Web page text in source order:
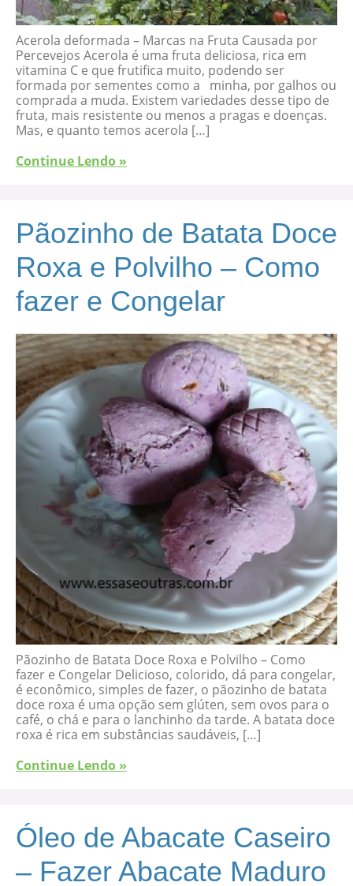
Acerola deformada – Marcas na Fruta Causada por
Percevejos Acerola é uma fruta deliciosa, rica em
vitamina C e que frutifica muito, podendo ser
formada por sementes como a minha, por galhos ou
comprada a muda. Existem variedades desse tipo de
fruta, mais resistente ou menos a pragas e doenças.
Mas, e quanto temos acerola […]
Continue Lendo »
Pãozinho de Batata Doce
Roxa e Polvilho – Como
fazer e Congelar
Pãozinho de Batata Doce Roxa e Polvilho – Como
fazer e Congelar Delicioso, colorido, dá para congelar,
é econômico, simples de fazer, o pãozinho de batata
doce roxa é uma opção sem glúten, sem ovos para o
café, o chá e para o lanchinho da tarde. A batata doce
roxa é rica em substâncias saudáveis, […]
Continue Lendo »
Óleo de Abacate Caseiro
– Fazer Abacate Maduro